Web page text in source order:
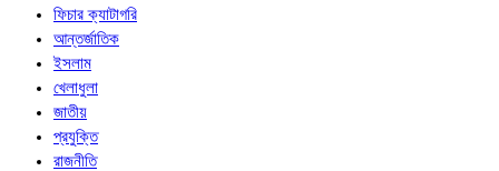
ফিচার ক্যাটাগরি
আন্তর্জাতিক
ইসলাম
খেলাধুলা
জাতীয়
প্রযুক্তি
রাজনীতি